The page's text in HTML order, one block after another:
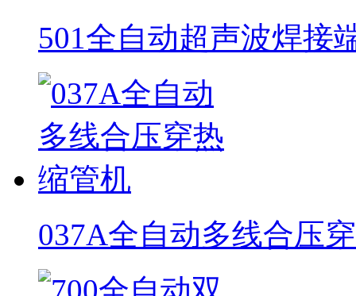
501全自动超声波焊接
037A全自动多线合压